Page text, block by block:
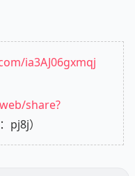
ia3AJ06gxmqj
share?
pj8j）